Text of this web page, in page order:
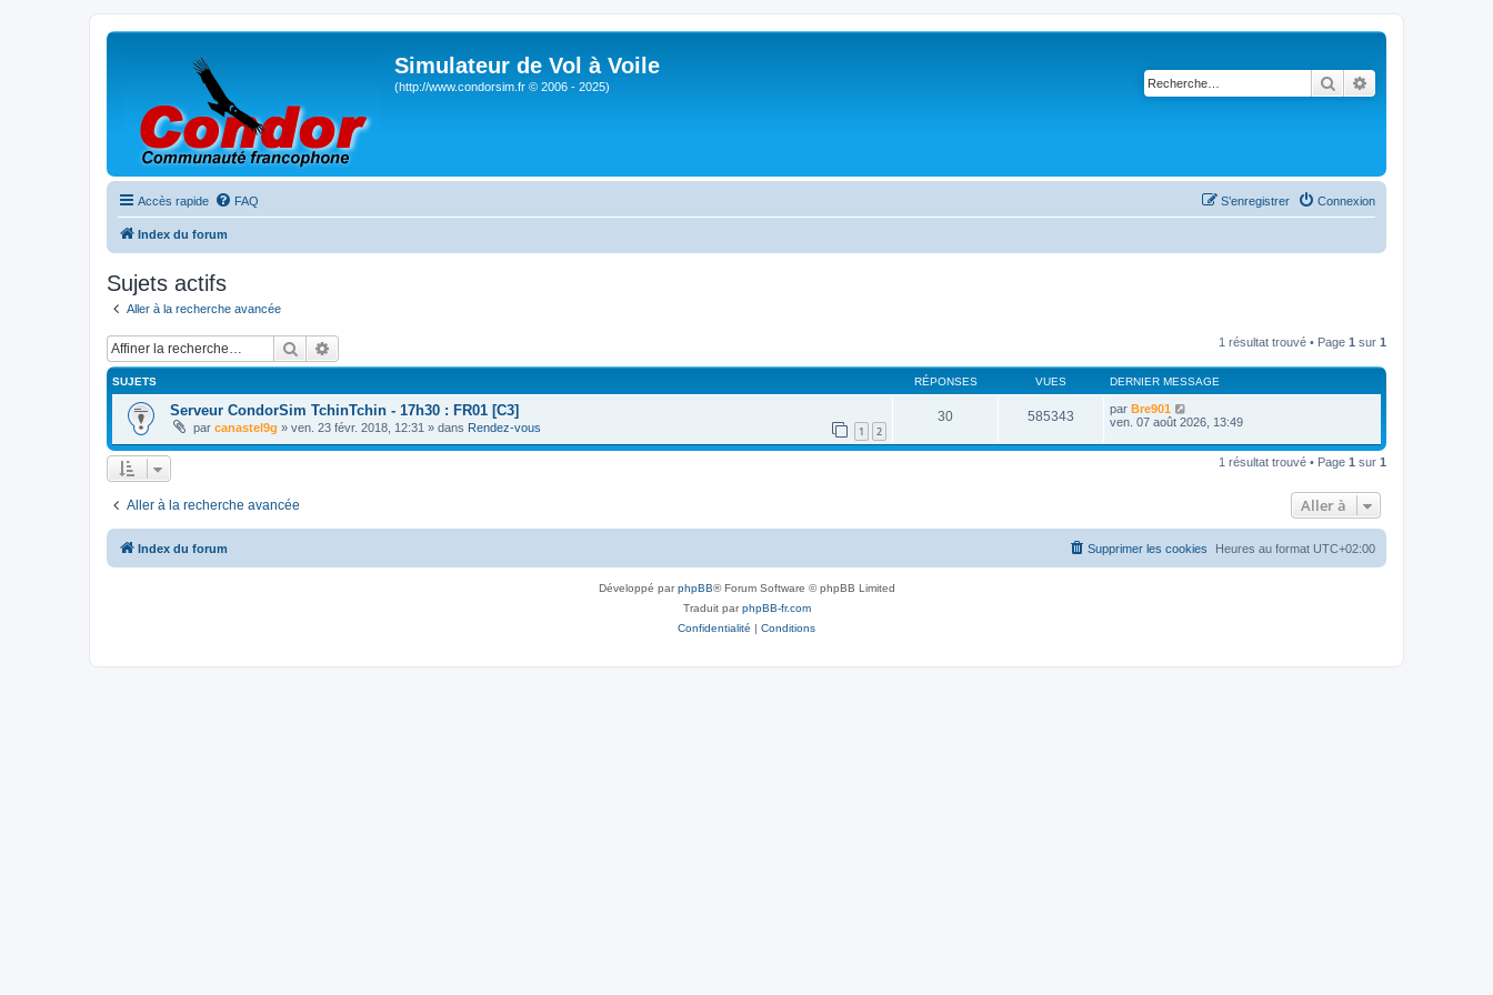
Simulateur de Vol à Voile
(http://www.condorsim.fr © 2006 - 2025) Rechercher
Accès rapide FAQ Connexion
S’enregistrer
Index du forum
Sujets actifs
Aller à la recherche avancée
Rechercher 1 résultat trouvé • Page 1 sur 1
SUJETS RÉPONSES VUES DERNIER MESSAGE
Serveur CondorSim TchinTchin - 17h30 : FR01 [C3]
par canastel9g » ven. 23 févr. 2018, 12:31 » dans Rendez-vous 1 2
30 585343 par Bre901
ven. 07 août 2026, 13:49
1 résultat trouvé • Page 1 sur 1
Aller à la recherche avancée Aller à
Index du forum Heures au format UTC+02:00
Supprimer les cookies
Développé parphpBB® Forum Software © phpBB Limited
Traduit parphpBB-fr.com
Confidentialité | Conditions